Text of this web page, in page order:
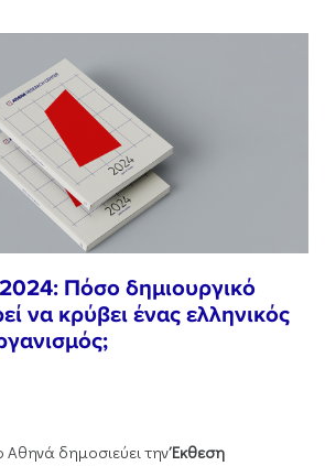
Πόσο δημιουργικό
να κρύβει ένας ελληνικός
Αθηνά δημοσιεύει τηνΈκθεση